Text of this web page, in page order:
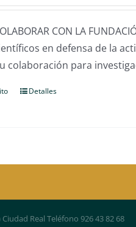
CON LA
en defensa de la
colaboración para
Detalles
Real Teléfono 926 43 82 68